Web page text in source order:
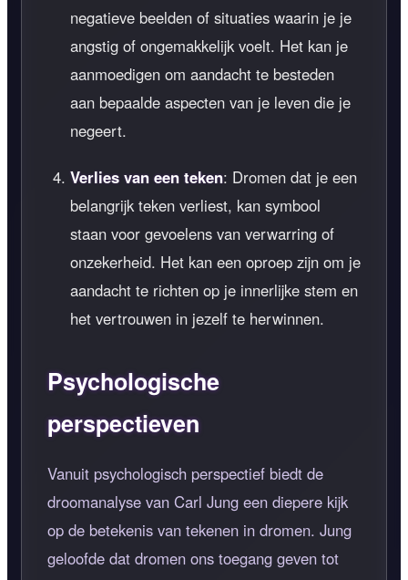
negatieve beelden of situaties waarin je je
angstig of ongemakkelijk voelt. Het kan je
aanmoedigen om aandacht te besteden
aan bepaalde aspecten van je leven die je
negeert.
Verlies van een teken: Dromen dat je een
belangrijk teken verliest, kan symbool
staan voor gevoelens van verwarring of
onzekerheid. Het kan een oproep zijn om je
aandacht te richten op je innerlijke stem en
het vertrouwen in jezelf te herwinnen.
Psychologische
perspectieven
Vanuit psychologisch perspectief biedt de
droomanalyse van Carl Jung een diepere kijk
op de betekenis van tekenen in dromen. Jung
geloofde dat dromen ons toegang geven tot